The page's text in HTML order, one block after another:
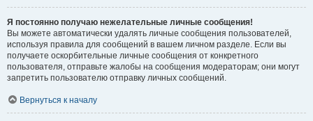
Я постоянно получаю нежелательные личные сообщения!
Вы можете автоматически удалять личные сообщения пользователей,
используя правила для сообщений в вашем личном разделе. Если вы
получаете оскорбительные личные сообщения от конкретного
пользователя, отправьте жалобы на сообщения модераторам; они могут
запретить пользователю отправку личных сообщений.
Вернуться к началу